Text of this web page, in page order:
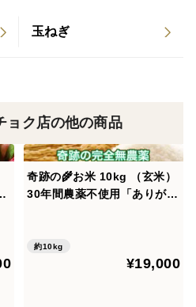
品種よりも多く、大玉トマト
成長に必要な最低限の量を自
の品質や比較的、生産性が安
なり少なめです。当地比９割
玉ねぎ
ョク店の他の商品
奇跡の🌾お米 10kg （玄米）
30年間農薬不使用「ありがと
から育て、除草剤、殺虫剤、
化学肥料無使用（残りわず
約10kg
¥19,000